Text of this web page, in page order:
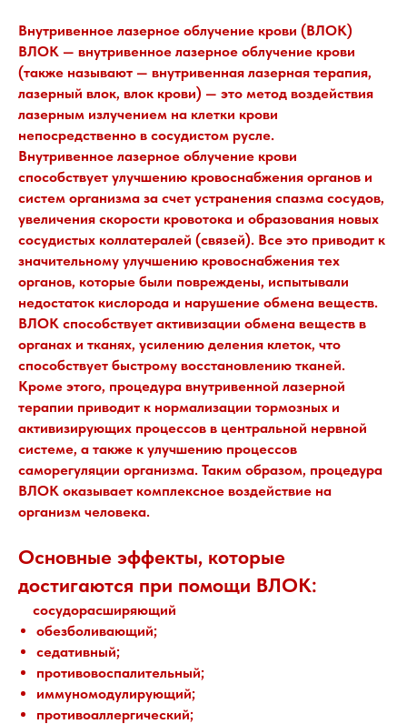
Внутривенное лазерное облучение крови (ВЛОК)​
ВЛОК — внутривенное лазерное облучение крови
(также называют — внутривенная лазерная терапия,
лазерный влок, влок крови) — это метод воздействия
лазерным излучением на клетки крови
непосредственно в сосудистом русле.
Внутривенное лазерное облучение крови
способствует улучшению кровоснабжения органов и
систем организма за счет устранения спазма сосудов,
увеличения скорости кровотока и образования новых
сосудистых коллатералей (связей). Все это приводит к
значительному улучшению кровоснабжения тех
органов, которые были повреждены, испытывали
недостаток кислорода и нарушение обмена веществ.
ВЛОК способствует активизации обмена веществ в
органах и тканях, усилению деления клеток, что
способствует быстрому восстановлению тканей.
Кроме этого, процедура внутривенной лазерной
терапии приводит к нормализации тормозных и
активизирующих процессов в центральной нервной
системе, а также к улучшению процессов
саморегуляции организма. Таким образом, процедура
ВЛОК оказывает комплексное воздействие на
организм человека.
Основные эффекты, которые
достигаются при помощи ВЛОК:
сосудорасширяющий
обезболивающий;
седативный;
противовоспалительный;
иммуномодулирующий;
противоаллергический;